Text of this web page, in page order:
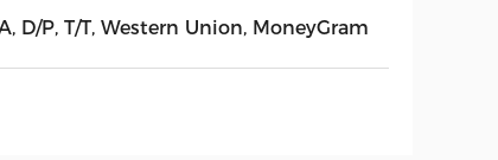
D/P, T/T, Western Union, MoneyGram